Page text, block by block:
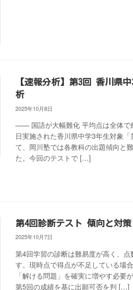
【速報分析】第3回 香川県
析
2025年10月8日
—— 国語が大幅難化 平均点は全体
日実施された香川県中学3年生対象
て、岡川塾では各教科の出題傾向と
た。今回のテストで […]
第4回診断テスト 傾向と対策
2025年10月7日
第4回学習の診断は難易度が高く、
す。現時点で得点が不足している場
「解ける問題」を確実に増やす必要
第5回の成績を基に出願可否を判 […]